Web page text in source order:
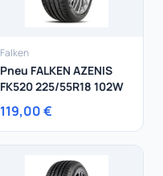
Falken
Pneu FALKEN AZENIS
FK520 225/55R18 102W
119,00 €